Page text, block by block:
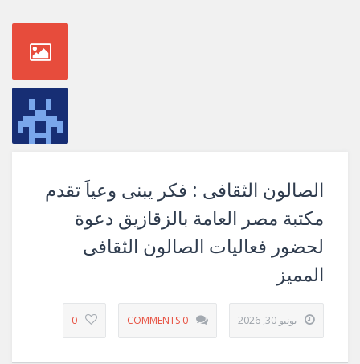
الصالون الثقافى : فكر يبنى وعياَ تقدم
مكتبة مصر العامة بالزقازيق دعوة
لحضور فعاليات الصالون الثقافى
المميز
يونيو 30, 2026 0 COMMENTS
0